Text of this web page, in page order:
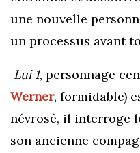
une nouvelle
un processus avant
Lui 1, personnage
Werner, formidable)
névrosé, il interroge
son ancienne